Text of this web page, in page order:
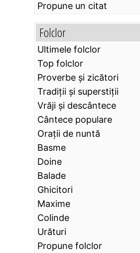
Propune un citat
Folclor
Ultimele folclor
Top folclor
Proverbe și zicători
Tradiții și superstiții
Vrăji și descântece
Cântece populare
Orații de nuntă
Basme
Doine
Balade
Ghicitori
Maxime
Colinde
Urături
Propune folclor